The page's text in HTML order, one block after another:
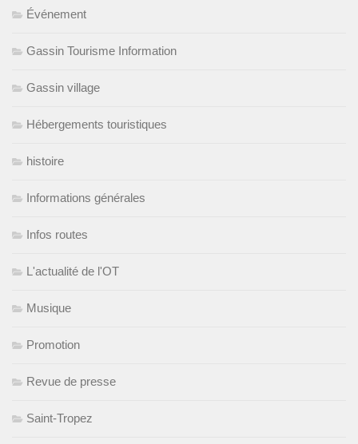
Événement
Gassin Tourisme Information
Gassin village
Hébergements touristiques
histoire
Informations générales
Infos routes
L'actualité de l'OT
Musique
Promotion
Revue de presse
Saint-Tropez